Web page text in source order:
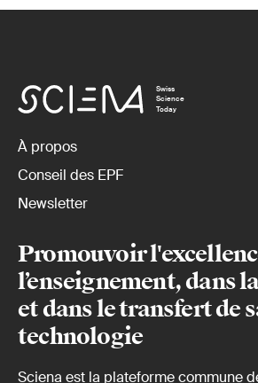
Swiss
Science
Today
À propos
Conseil des EPF
Newsletter
Promouvoir
l’enseignement, dans
et dans le transfert de
technologie
Sciena est la plateforme commune